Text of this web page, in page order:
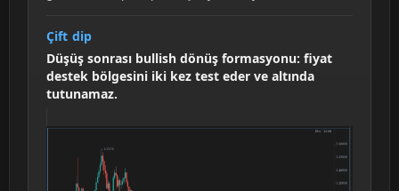
Çift dip
Düşüş sonrası bullish dönüş formasyonu: fiyat
destek bölgesini iki kez test eder ve altında
tutunamaz.